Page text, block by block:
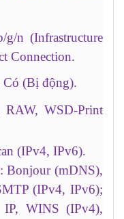
n (Infrastructure
Connection.
Có (Bị động).
WSD-Print
(IPv4, IPv6).
Bonjour (mDNS),
(IPv4, IPv6);
WINS (IPv4),